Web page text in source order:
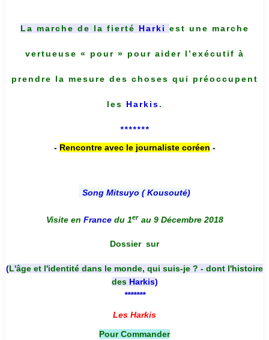
La marche de la fierté Harki est une marche
vertueuse « pour » pour aider l’exécutif à
prendre la mesure des choses qui préoccupent
les Harkis.
*******
- Rencontre avec le journaliste coréen -
Song Mitsuyo ( Kousouté)
Visite en France du 1er au 9 Décembre 2018
Dossier sur
(L'âge et l'identité dans le monde, qui suis-je ? - dont l'histoire
des Harkis)
*******
Les Harkis
Pour Commander